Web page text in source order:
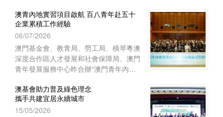
文化保育的關注。
澳青內地實習項目啟航 百八青年赴五十
企業累積工作經驗
06/07/2026
澳門基金會、教青局、勞工局、橫琴粵澳
深度合作區人才發展和社會保障局、澳門
青年發展服務中心昨合辦“澳門青年內地
訓”。
澳基會助力普及綠色理念
攜手共建宜居永續城市
15/05/2026